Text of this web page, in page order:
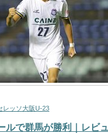
レッソ大阪U-23
ルで群馬が勝利｜レビ